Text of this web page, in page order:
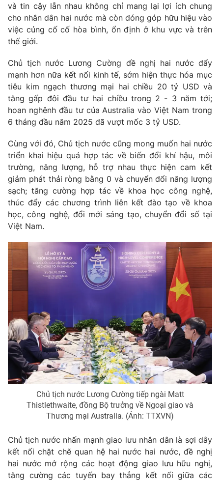
® Cấm sao chép dưới mọi hình thức nếu không có sự chấp
thuận bằng văn bản. Ghi rõ nguồn VTV.vn khi phát hành lại
thông tin từ website này.
và tin cậy lẫn nhau không chỉ mang lại lợi ích chung
cho nhân dân hai nước mà còn đóng góp hữu hiệu vào
việc củng cố cố hòa bình, ổn định ở khu vực và trên
thế giới.
Chủ tịch nước Lương Cường đề nghị hai nước đẩy
mạnh hơn nữa kết nối kinh tế, sớm hiện thực hóa mục
tiêu kim ngạch thương mại hai chiều 20 tỷ USD và
tăng gấp đôi đầu tư hai chiều trong 2 - 3 năm tới;
hoan nghênh đầu tư của Australia vào Việt Nam trong
6 tháng đầu năm 2025 đã vượt mốc 3 tỷ USD.
Cùng với đó, Chủ tịch nước cũng mong muốn hai nước
triển khai hiệu quả hợp tác về biến đổi khí hậu, môi
trường, năng lượng, hỗ trợ nhau thực hiện cam kết
giảm phát thải ròng bằng 0 và chuyển đổi năng lượng
sạch; tăng cường hợp tác về khoa học công nghệ,
thúc đẩy các chương trình liên kết đào tạo về khoa
học, công nghệ, đổi mới sáng tạo, chuyển đổi số tại
Việt Nam.
Chủ tịch nước Lương Cường tiếp ngài Matt
Thistlethwaite, đồng Bộ trưởng về Ngoại giao và
Thương mại Australia. (Ảnh: TTXVN)
Chủ tịch nước nhấn mạnh giao lưu nhân dân là sợi dây
kết nối chặt chẽ quan hệ hai nước hai nước, đề nghị
hai nước mở rộng các hoạt động giao lưu hữu nghị,
tăng cường các tuyến bay thẳng kết nối giữa các